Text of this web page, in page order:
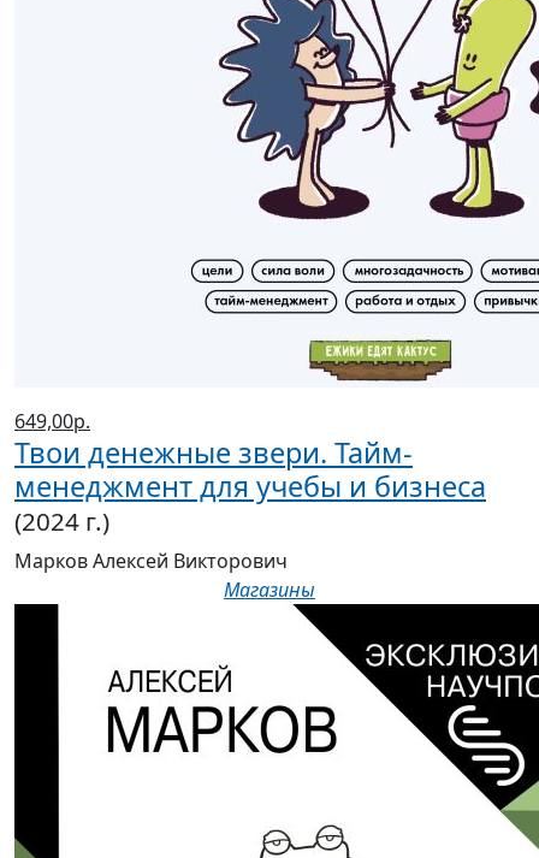
649,00р.
Твои денежные звери. Тайм-
менеджмент для учебы и бизнеса
(2024 г.)
Марков Алексей Викторович
Магазины